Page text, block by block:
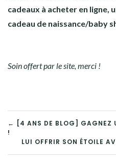
cadeaux à acheter en ligne,
cadeau de naissance/baby
Soin offert par le site, merci !
← [4 ANS DE BLOG] GAGNEZ
!
LUI OFFRIR SON ÉTOILE